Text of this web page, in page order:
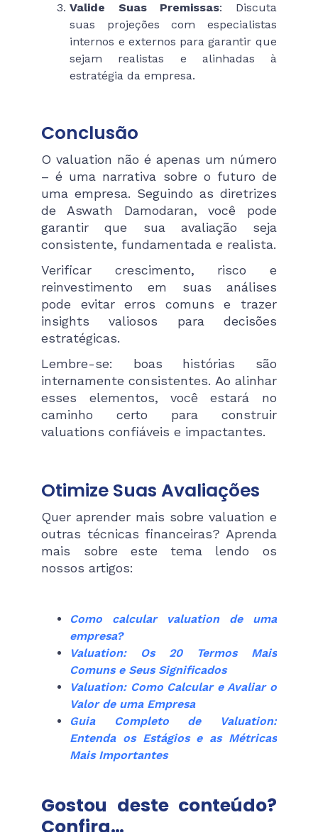
Valide Suas Premissas: Discuta
suas projeções com especialistas
internos e externos para garantir que
sejam realistas e alinhadas à
estratégia da empresa.
Conclusão
O valuation não é apenas um número
– é uma narrativa sobre o futuro de
uma empresa. Seguindo as diretrizes
de Aswath Damodaran, você pode
garantir que sua avaliação seja
consistente, fundamentada e realista.
Verificar crescimento, risco e
reinvestimento em suas análises
pode evitar erros comuns e trazer
insights valiosos para decisões
estratégicas.
Lembre-se: boas histórias são
internamente consistentes. Ao alinhar
esses elementos, você estará no
caminho certo para construir
valuations confiáveis e impactantes.
Otimize Suas Avaliações
Quer aprender mais sobre valuation e
outras técnicas financeiras? Aprenda
mais sobre este tema lendo os
nossos artigos:
Como calcular valuation de uma
empresa?
Valuation: Os 20 Termos Mais
Comuns e Seus Significados
Valuation: Como Calcular e Avaliar o
Valor de uma Empresa
Guia Completo de Valuation:
Entenda os Estágios e as Métricas
Mais Importantes
Gostou deste conteúdo?
Confira…